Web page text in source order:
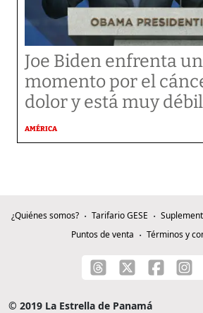
Joe Biden enfrenta
momento por el
dolor y está muy
AMÉRICA
¿Quiénes somos? Tarifario GESE
Puntos de venta
Términos y
© 2019 La Estrella de Panamá